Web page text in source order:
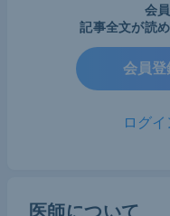
食道がんはがん死の
わゆるメジャーな5
フリカなどの新興国
いた治療開発が急速
会
記事全文が読
会員登
ログ
医師について